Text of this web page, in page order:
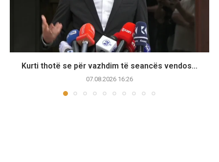
Kurti thotë se për vazhdim të seancës vendos...
07.08.2026 16:26